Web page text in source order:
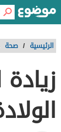
الرئيسية / صحة